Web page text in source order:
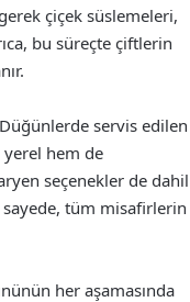
çiçek süslemeleri,
bu süreçte çiftlerin
servis edilen
yerel hem de
seçenekler de dahil
tüm misafirlerin
her aşamasında